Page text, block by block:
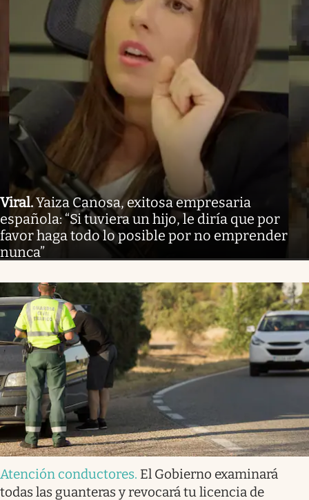
Viral.Yaiza Canosa, exitosa empresaria
española: “Si tuviera un hijo, le diría que por
favor haga todo lo posible por no emprender
nunca”
Atención conductores. El Gobierno examinará
todas las guanteras y revocará tu licencia de